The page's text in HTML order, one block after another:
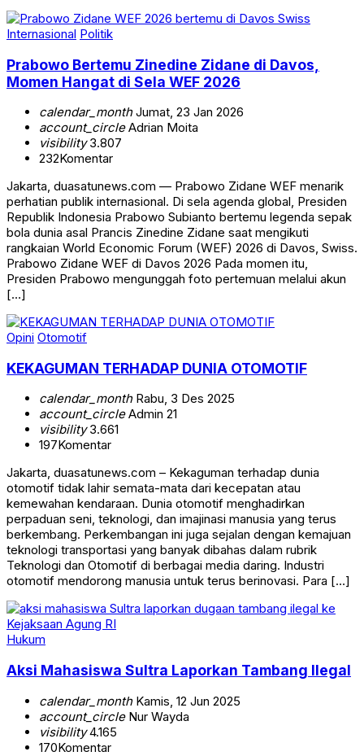
Internasional Politik
Prabowo Bertemu Zinedine Zidane di Davos,
Momen Hangat di Sela WEF 2026
calendar_monthJumat, 23 Jan 2026
account_circleAdrian Moita
visibility3.807
232Komentar
Jakarta, duasatunews.com — Prabowo Zidane WEF menarik
perhatian publik internasional. Di sela agenda global, Presiden
Republik Indonesia Prabowo Subianto bertemu legenda sepak
bola dunia asal Prancis Zinedine Zidane saat mengikuti
rangkaian World Economic Forum (WEF) 2026 di Davos, Swiss.
Prabowo Zidane WEF di Davos 2026 Pada momen itu,
Presiden Prabowo mengunggah foto pertemuan melalui akun
[…]
Opini Otomotif
KEKAGUMAN TERHADAP DUNIA OTOMOTIF
calendar_monthRabu, 3 Des 2025
account_circleAdmin 21
visibility3.661
197Komentar
Jakarta, duasatunews.com – Kekaguman terhadap dunia
otomotif tidak lahir semata-mata dari kecepatan atau
kemewahan kendaraan. Dunia otomotif menghadirkan
perpaduan seni, teknologi, dan imajinasi manusia yang terus
berkembang. Perkembangan ini juga sejalan dengan kemajuan
teknologi transportasi yang banyak dibahas dalam rubrik
Teknologi dan Otomotif di berbagai media daring. Industri
otomotif mendorong manusia untuk terus berinovasi. Para […]
Hukum
Aksi Mahasiswa Sultra Laporkan Tambang Ilegal
calendar_monthKamis, 12 Jun 2025
account_circleNur Wayda
visibility4.165
170Komentar